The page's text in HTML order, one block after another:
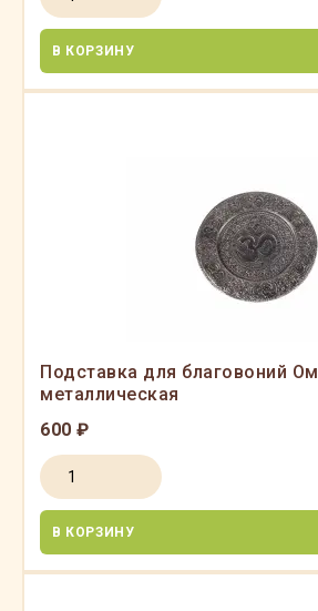
В КОРЗИНУ
Подставка для благовоний Ом
металлическая
600 ₽
В КОРЗИНУ